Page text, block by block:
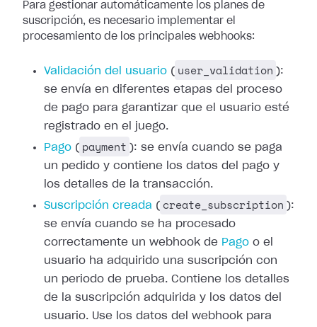
Para gestionar automáticamente los planes de
suscripción, es necesario
implementar el
procesamiento de los principales webhooks:
Validación del usuario ( user_validation ):
se envía en diferentes etapas del proceso
de pago para garantizar que el usuario esté
registrado en el juego.
Pago ( payment ): se envía cuando se paga
un pedido y contiene los datos del pago y
los detalles de la transacción.
Suscripción creada ( create_subscription ):
se envía cuando se ha procesado
correctamente un webhook de Pago o el
usuario ha adquirido una suscripción con
un periodo de prueba. Contiene los detalles
de la suscripción adquirida y los datos del
usuario. Use los datos del webhook para